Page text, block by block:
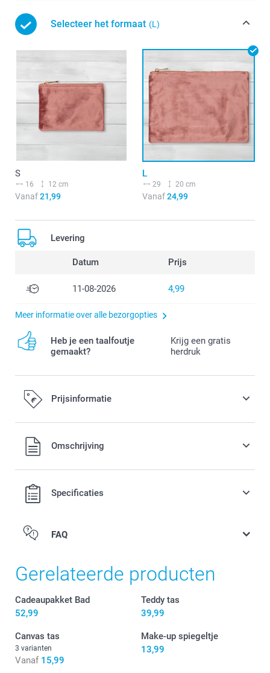
Selecteer het formaat (L)
S
16 12 cm
Vanaf21,99
L
29 20 cm
Vanaf24,99
Levering
Datum Prijs
11-08-2026 4,99
Meer informatie over alle bezorgopties
Heb je een taalfoutje
gemaakt?
Krijg een gratis
herdruk
Prijsinformatie
Alle prijzen zijn in EURO (€) inclusief BTW en exclusief
verzendkosten.Omschrijving
Specificaties
FAQ
Gerelateerde producten
Cadeaupakket Bad
52,99
Teddy tas
39,99
Canvas tas
3 varianten
Vanaf 15,99
Make-up spiegeltje
13,99